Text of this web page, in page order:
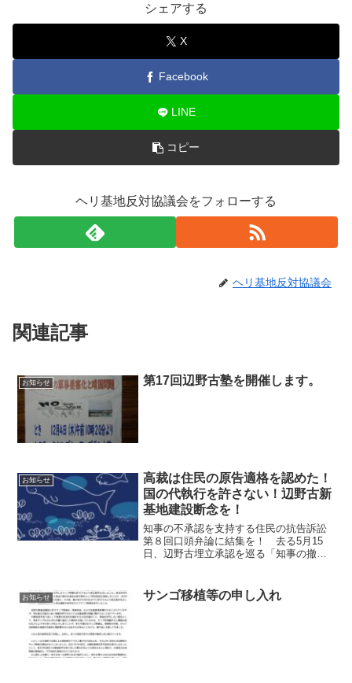
シェアする
X
Facebook
LINE
コピー
ヘリ基地反対協議会をフォローする
ヘリ基地反対協議会
関連記事
お知らせ 第17回辺野古塾を開催します。
お知らせ
高裁は住民の原告適格を認めた！
国の代執行を許さない！辺野古新
基地建設断念を！
知事の不承認を支持する住民の抗告訴訟
第８回口頭弁論に結集を！ 去る5月15
日、辺野古埋立承認を巡る「知事の撤回
志裁判長)は、4人の住民の原告適格を認
める判決を下し...
お知らせ サンゴ移植等の申し入れ